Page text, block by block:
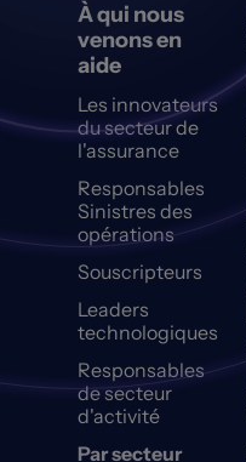
À qui nous
venons en
aide
Les innovateurs
du secteur de
l'assurance
Responsables
Sinistres des
opérations
Souscripteurs
Leaders
technologiques
Responsables
de secteur
d'activité
Par secteur